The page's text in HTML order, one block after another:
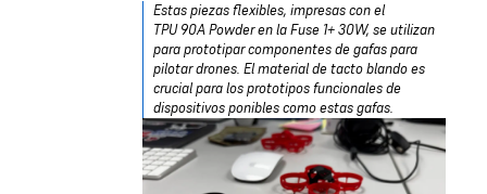
Estas piezas flexibles, impresas con el
TPU 90A Powder en la Fuse 1+ 30W, se utilizan
para prototipar componentes de gafas para
pilotar drones. El material de tacto blando es
crucial para los prototipos funcionales de
dispositivos ponibles como estas gafas.